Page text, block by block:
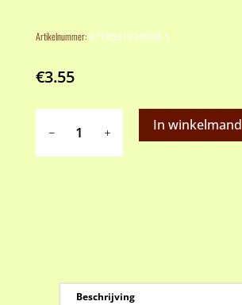
Artikelnummer:8718531939998-1
€3.55
In winkelmand
Beschrijving